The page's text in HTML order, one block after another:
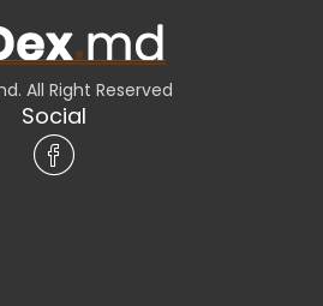
All Right Reserved
Social